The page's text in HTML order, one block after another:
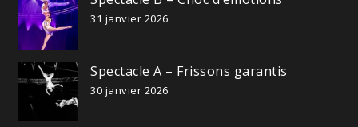
31 janvier 2026
Spectacle A – Frissons garantis
30 janvier 2026